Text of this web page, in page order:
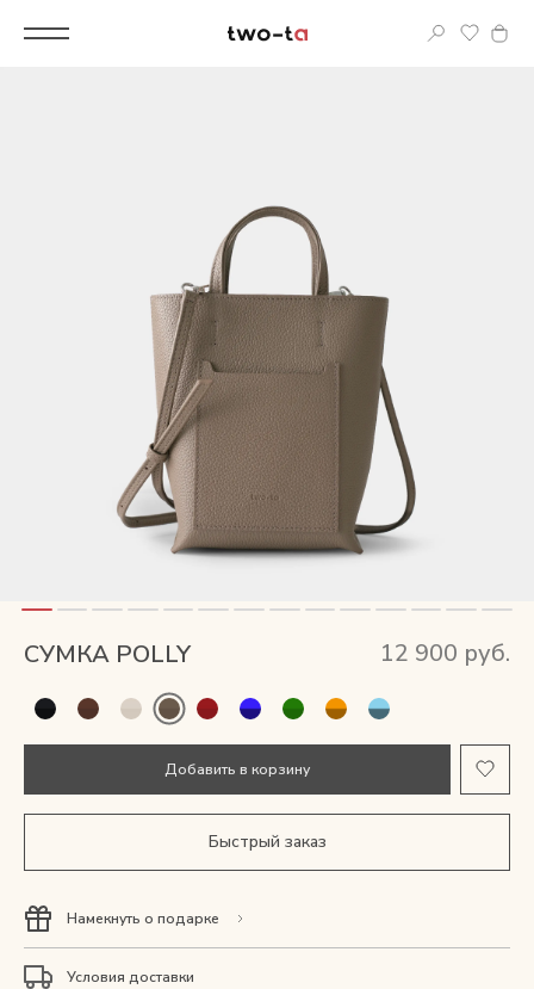
Мини-сумки и чехлы
Кошельки
Ювелирные украшения
Одежда
СУМКА POLLY 12 900 руб.
Добавить в корзину
Быстрый заказ
Намекнуть о подарке
Условия доставки